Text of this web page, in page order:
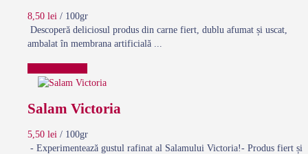
8,50 lei / 100gr
Descoperă deliciosul produs din carne fiert, dublu afumat și uscat,
ambalat în membrana artificială ...
Salam Victoria
5,50 lei / 100gr
- Experimentează gustul rafinat al Salamului Victoria!- Produs fiert și